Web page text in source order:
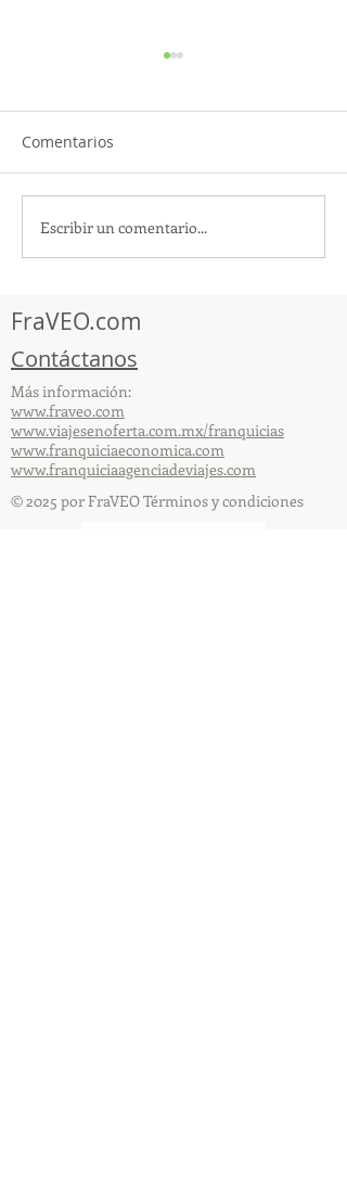
¡Acapulco y Guerrero se
Visten de Fiesta!
Comentarios
Escribir un comentario...
FraVEO.com
Contáctanos
Más información:
www.fraveo.com
www.viajesenoferta.com.mx/franquicias
www.franquiciaeconomica.com
www.franquiciaagenciadeviajes.com
© 2025 por FraVEO Términos y condiciones